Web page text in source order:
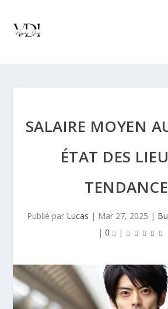
SALAIRE MOYEN
ÉTAT DES
Publié par Lucas | Mar 27, 2025 |
| 0 |